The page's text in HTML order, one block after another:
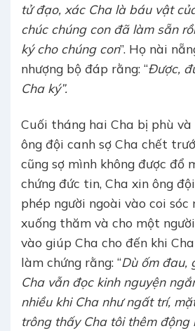
tử đạo, xác Cha là báu vật
chúc chúng con đã làm sẵn
ký cho chúng con”. Họ nài
nhượng bộ đáp rằng: “Được,
Cha ký”.
Cuối tháng hai Cha bị phù và
ông đội canh sợ Cha chết
cũng sợ mình không được đổ
chứng đức tin, Cha xin ông
phép người ngoài vào coi sóc
xuống thăm và cho một
vào giúp Cha cho đến khi
làm chứng rằng: “Dù ốm đau,
Cha vẫn đọc kinh nguyện
nhiều khi Cha như ngất trí,
trông thấy Cha tôi thêm động